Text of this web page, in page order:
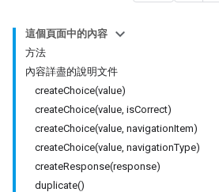
這個頁面中的內容
方法
內容詳盡的說明文件
createChoice(value)
createChoice(value, isCorrect)
createChoice(value, navigationItem)
createChoice(value, navigationType)
createResponse(response)
duplicate()